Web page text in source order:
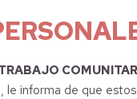
, le informa de que